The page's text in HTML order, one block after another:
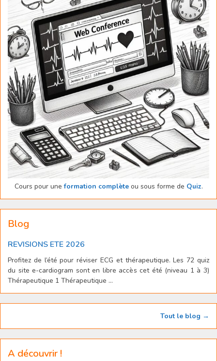
Cours pour uneformation complèteou sous forme de Quiz.
Blog
REVISIONS ETE 2026
Profitez de l’été pour réviser ECG et thérapeutique. Les 72 quiz
du site e-cardiogram sont en libre accès cet été (niveau 1 à 3)
Thérapeutique 1 Thérapeutique ...
Tout le blog →
A découvrir !